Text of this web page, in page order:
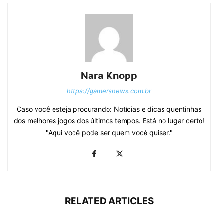
Nara Knopp
https://gamersnews.com.br
Caso você esteja procurando: Notícias e dicas quentinhas
dos melhores jogos dos últimos tempos. Está no lugar certo!
"Aqui você pode ser quem você quiser."
RELATED ARTICLES